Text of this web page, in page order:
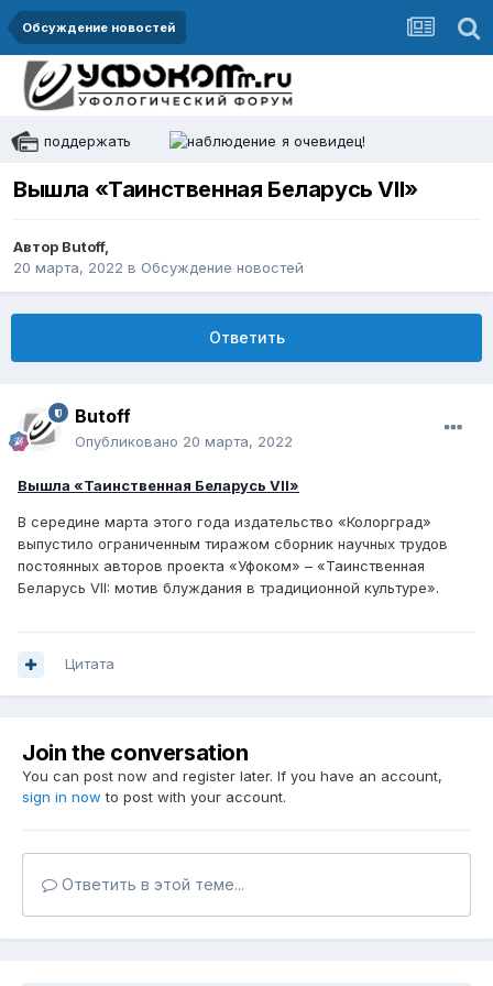
Обсуждение новостей
поддержать я очевидец!
Вышла «Таинственная Беларусь VII»
Автор Butoff,
20 марта, 2022 в Обсуждение новостей
Ответить
Butoff
Опубликовано 20 марта, 2022
Вышла «Таинственная Беларусь VII»
В середине марта этого года издательство «Колорград»
выпустило ограниченным тиражом сборник научных трудов
постоянных авторов проекта «Уфоком» – «Таинственная
Беларусь VII: мотив блуждания в традиционной культуре».
Цитата
Join the conversation
You can post now and register later. If you have an account,
sign in now to post with your account.
Ответить в этой теме...